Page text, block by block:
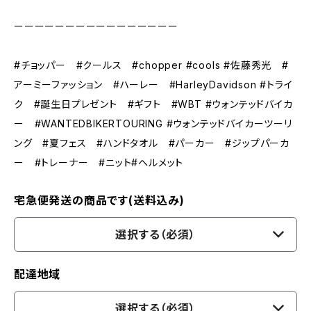
ーーーーーーーーーーーーーーーー
#チョッパー #クールス #chopper #cools #佐藤秀光 #
アーミーファッション #ハーレー #HarleyDavidson #トライ
ク #誕生日プレゼント #ギフト #WBT #ウォンテッドバイカ
ー #WANTEDBIKERTOURING #ウォンテッドバイカーツーリ
ング #夏フェス #ハンドタオル #パーカー #ジップパーカ
ー #トレーナー #ニット#ヘルメット
宅急便発送の商品です(送料込み)
選択する（必須）
配達地域
選択する（必須）